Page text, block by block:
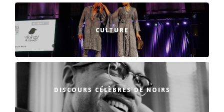
CULTURE
DISCOURS CÉLÈBRES DE NOIRS